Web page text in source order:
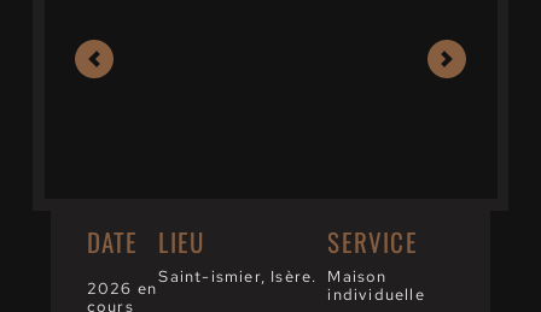
DATE
2026 en
cours
LIEU
Saint-ismier, Isère.
SERVICE
Maison
individuelle